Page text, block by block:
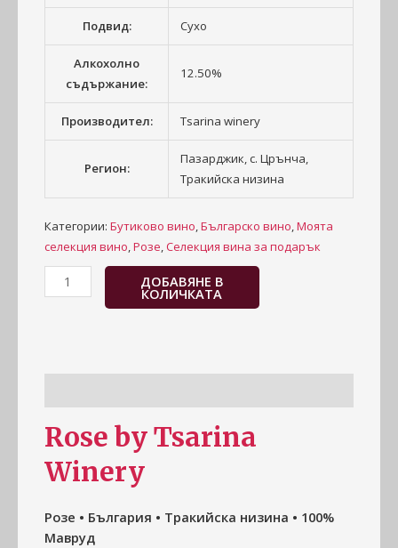
Подвид: Сухо
Алкохолно
съдържание:
12.50%
Производител: Tsarina winery
Регион:
Пазарджик, с. Црънча,
Тракийска низина
Категории: Бутиково вино,Българско вино,Моята
селекция вино,Розе,Селекция вина за подарък
ДОБАВЯНЕ В
КОЛИЧКАТА
Rose by Tsarina
Winery
Розе • България • Тракийска низина • 100%
Мавруд